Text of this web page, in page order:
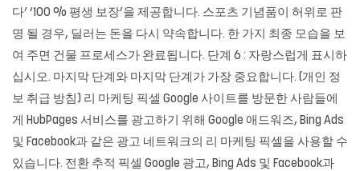
다’ ‘100 % 평생 보장’을 제공합니다. 스포츠 기념품이 허위로 판
명 될 경우, 딜러는 돈을 다시 약속합니다. 한 가지 최종 모습을 보
여 주면 건물 프로세스가 완료됩니다. 단계 6 : 자랑스럽게 표시하
십시오. 마지막 단계와 마지막 단계가 가장 중요합니다. (개인 정
보 취급 방침) 리 마케팅 픽셀 Google 사이트를 방문한 사람들에
게 HubPages 서비스를 광고하기 위해 Google 애드워즈, Bing Ads
및 Facebook과 같은 광고 네트워크의 리 마케팅 픽셀을 사용할 수
있습니다. 전환 추적 픽셀 Google 광고, Bing Ads 및 Facebook과